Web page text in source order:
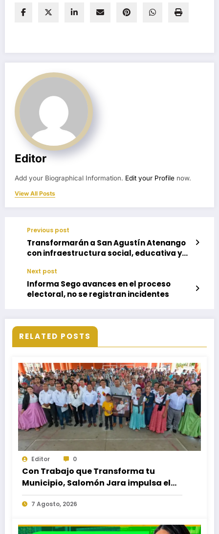
Editor
Add your Biographical Information. Edit your Profile now.
View All Posts
Previous post
Transformarán a San Agustín Atenango
con infraestructura social, educativa y
Next post
Informa Sego avances en el proceso
electoral, no se registran incidentes
RELATED POSTS
Editor 0
Con Trabajo que Transforma tu
Municipio, Salomón Jara impulsa el
desarrollo de Santiago Minas
7 Agosto, 2026